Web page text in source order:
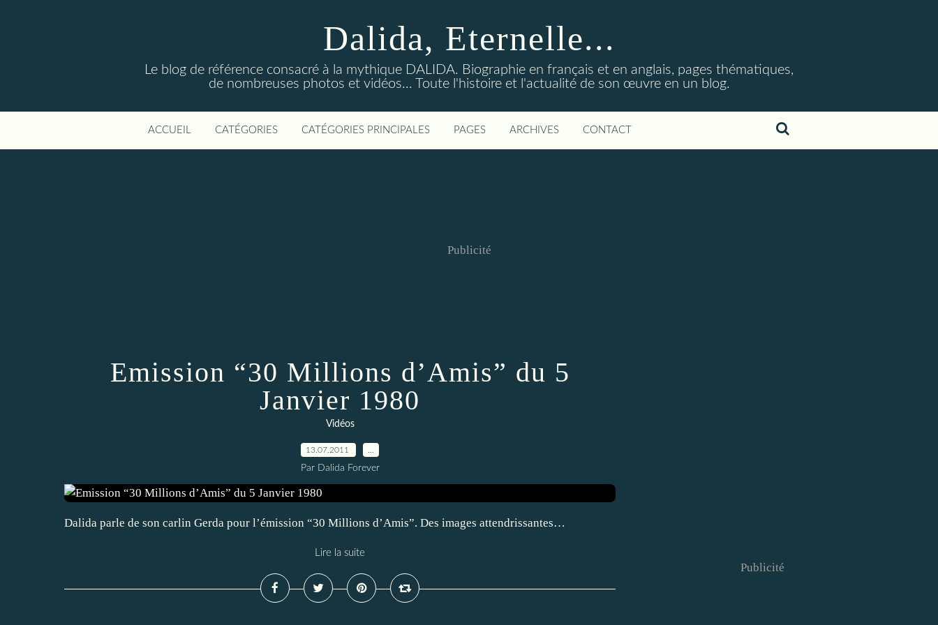
Dalida, Eternelle...
Le blog de référence consacré à la mythique DALIDA. Biographie en français et en anglais, pages thématiques,
de nombreuses photos et vidéos... Toute l'histoire et l'actualité de son œuvre en un blog.
ACCUEIL CATÉGORIES CATÉGORIES PRINCIPALES PAGES ARCHIVES CONTACT
Publicité
Emission “30 Millions d’Amis” du 5
Janvier 1980
Vidéos
13.07.2011
Par Dalida Forever
Dalida parle de son carlin Gerda pour l’émission “30 Millions d’Amis”. Des images attendrissantes…
Lire la suite
Publicité